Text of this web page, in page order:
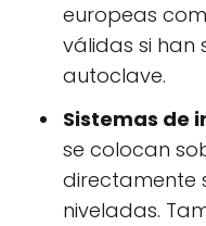
europeas
válidas si han
autoclave.
Sistemas de
se colocan
directamente
niveladas.